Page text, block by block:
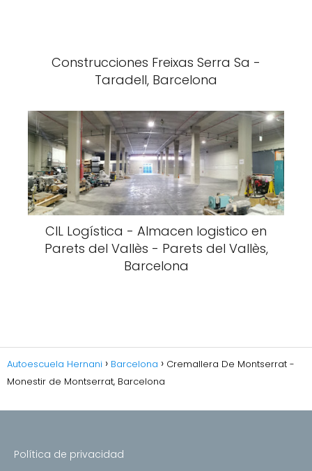
Construcciones Freixas Serra Sa -
Taradell, Barcelona
CIL Logística - Almacen logistico en
Parets del Vallès - Parets del Vallès,
Barcelona
Autoescuela Hernani Barcelona
Cremallera De Montserrat -
Monestir de Montserrat, Barcelona
Política de privacidad